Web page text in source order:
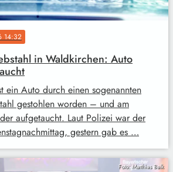
14:32
in Waldkirchen: Auto
ein Auto durch einen sogenannten
gestohlen worden – und am
aufgetaucht. Laut Polizei war der
gestern gab es …
Foto: Matthias Balk